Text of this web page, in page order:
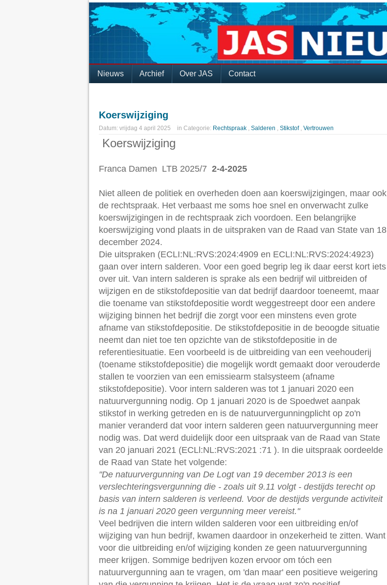
Nieuws Archief Over JAS Contact
Koerswijziging
Datum: vrijdag 4 april 2025 in Categorie: Rechtspraak , Salderen , Stikstof , Vertrouwen
Koerswijziging
Franca Damen LTB 2025/7 2-4-2025
Niet alleen de politiek en overheden doen aan koerswijzigingen, maar ook
de rechtspraak. Het verbaast me soms hoe snel en onverwacht zulke
koerswijzigingen in de rechtspraak zich voordoen. Een belangrijke
koerswijziging vond plaats in de uitspraken van de Raad van State van 18
december 2024.
Die uitspraken (ECLI:NL:RVS:2024:4909 en ECLI:NL:RVS:2024:4923)
gaan over intern salderen. Voor een goed begrip leg ik daar eerst kort iets
over uit. Van intern salderen is sprake als een bedrijf wil uitbreiden of
wijzigen en de stikstofdepositie van dat bedrijf daardoor toeneemt, maar
die toename van stikstofdepositie wordt weggestreept door een andere
wijziging binnen het bedrijf die zorgt voor een minstens even grote
afname van stikstofdepositie. De stikstofdepositie in de beoogde situatie
neemt dan niet toe ten opzichte van de stikstofdepositie in de
referentiesituatie. Een voorbeeld is de uitbreiding van een veehouderij
(toename stikstofdepositie) die mogelijk wordt gemaakt door verouderde
stallen te voorzien van een emissiearm stalsysteem (afname
stikstofdepositie). Voor intern salderen was tot 1 januari 2020 een
natuurvergunning nodig. Op 1 januari 2020 is de Spoedwet aanpak
stikstof in werking getreden en is de natuurvergunningplicht op zo'n
manier veranderd dat voor intern salderen geen natuurvergunning meer
nodig was. Dat werd duidelijk door een uitspraak van de Raad van State
van 20 januari 2021 (ECLl:NL:RVS:2021 :71 ). In die uitspraak oordeelde
de Raad van State het volgende:
"De natuurvergunning van De Logt van 19 december 2013 is een
verslechteringsvergunning die - zoals uit 9.11 volgt - destijds terecht op
basis van intern salderen is verleend. Voor de destijds vergunde activiteit
is na 1 januari 2020 geen vergunning meer vereist."
Veel bedrijven die intern wilden salderen voor een uitbreiding en/of
wijziging van hun bedrijf, kwamen daardoor in onzekerheid te zitten. Want
voor die uitbreiding en/of wijziging konden ze geen natuurvergunning
meer krijgen. Sommige bedrijven kozen ervoor om tóch een
natuurvergunning aan te vragen, om 'dan maar' een positieve weigering